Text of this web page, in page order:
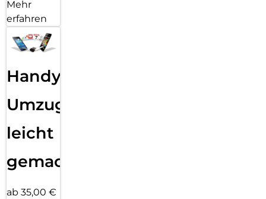
Mehr
erfahren
Handy
Umzug
leicht
gemacht!
ab 35,00 €